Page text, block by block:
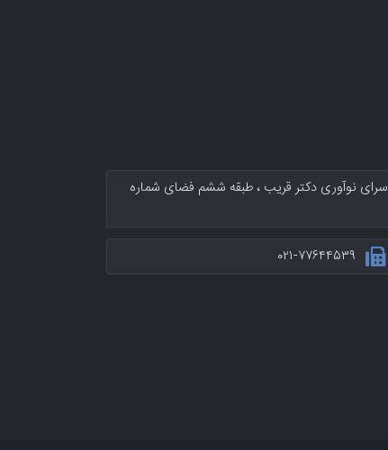
دفترمرکزی :خيابان آزادی تقاطع دکتر قریب پلاك ۱۳۴ سرای نوآوری دکتر قریب ، طبقه ششم فضای شماره
۰۲۱-۷۷۶۴۴۵۳۹